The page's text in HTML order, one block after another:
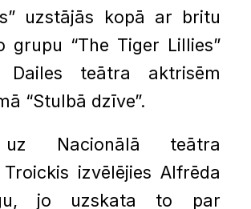
uzstājās kopā ar britu
grupu “The Tiger Lillies”
teātra aktrisēm
“Stulbā dzīve”.
uz Nacionālā teātra
izvēlējies Alfrēda
jo uzskata to par